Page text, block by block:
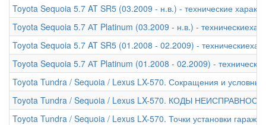
Toyota Sequoia 5.7 AT SR5 (03.2009 - н.в.) - технические
Toyota Sequoia 5.7 АТ Platinum (03.2009 - н.в.) -
Toyota Sequoia 5.7 AT SR5 (01.2008 - 02.2009) -
Toyota Sequoia 5.7 АТ Platinum (01.2008 - 02.2009) -
Toyota Tundra / Sequoia / Lexus LX-570. Сокращения и условные
Toyota Tundra / Sequoia / Lexus LX-570. КОДЫ
Toyota Tundra / Sequoia / Lexus LX-570. Точки установки